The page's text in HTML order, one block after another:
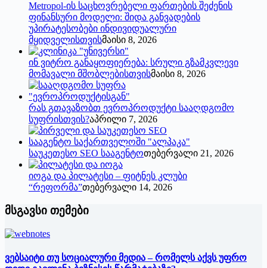
Metropol-ის საცხოვრებელი ფართების შეძენის
ფინანსური მოდელი: შიდა განვადების
უპირატესობები ინდივიდუალური
მყიდველისთვისმაისი 8, 2026
ინ ვიტრო განაყოფიერება: სრული გზამკვლევი
მომავალი მშობლებისთვისმაისი 8, 2026
რას გთავაზობთ ევროპროდუქტი სააღდგომო
სუფრისთვის?აპრილი 7, 2026
საუკეთესო SEO სააგენტოთებერვალი 21, 2026
იოგა და პილატესი – ფიტნეს კლუბი
“რეფორმა”თებერვალი 14, 2026
მსგავსი თემები
ვებსაიტი თუ სოციალური მედია – რომელს აქვს უფრო